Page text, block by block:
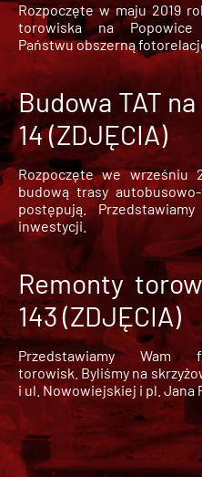
Rozpoczęte w maju 2019
torowiska na Popowice
Państwu obszerną
Budowa TAT
14 (ZDJĘCIA)
Rozpoczęte we wrześniu
budową trasy
postępują.
inwestycji.
Remonty
143 (ZDJĘCIA)
Przedstawiamy Wam
torowisk. Byliśmy na
i ul. Nowowiejskiej i pl. Jana